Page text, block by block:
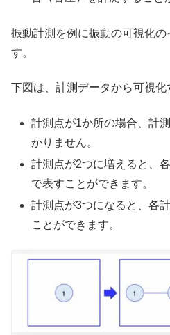
振動計測を例に振動の可視化の
す。
下図は、計測データから可視化
計測点が1か所の場合、計
かりません。
計測点が2つに増えると、
で表すことができます。
計測点が3つになると、各
ことができます。